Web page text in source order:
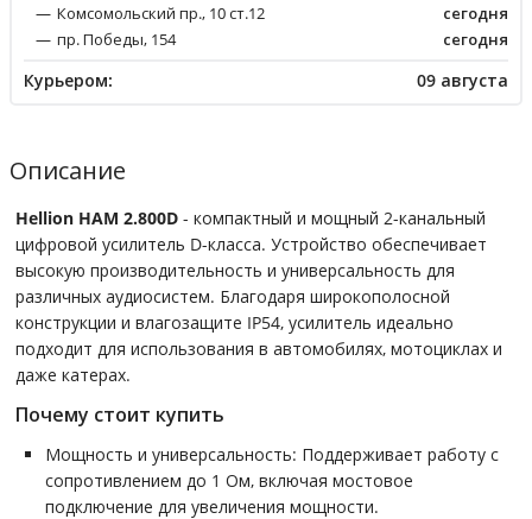
Комсомольский пр., 10 ст.12
сегодня
пр. Победы, 154
сегодня
Курьером: 09 августа
Описание
Hellion HAM 2.800D - компактный и мощный 2-канальный
цифровой усилитель D-класса. Устройство обеспечивает
высокую производительность и универсальность для
различных аудиосистем. Благодаря широкополосной
конструкции и влагозащите IP54, усилитель идеально
подходит для использования в автомобилях, мотоциклах и
даже катерах.
Почему стоит купить
Мощность и универсальность: Поддерживает работу с
сопротивлением до 1 Ом, включая мостовое
подключение для увеличения мощности.